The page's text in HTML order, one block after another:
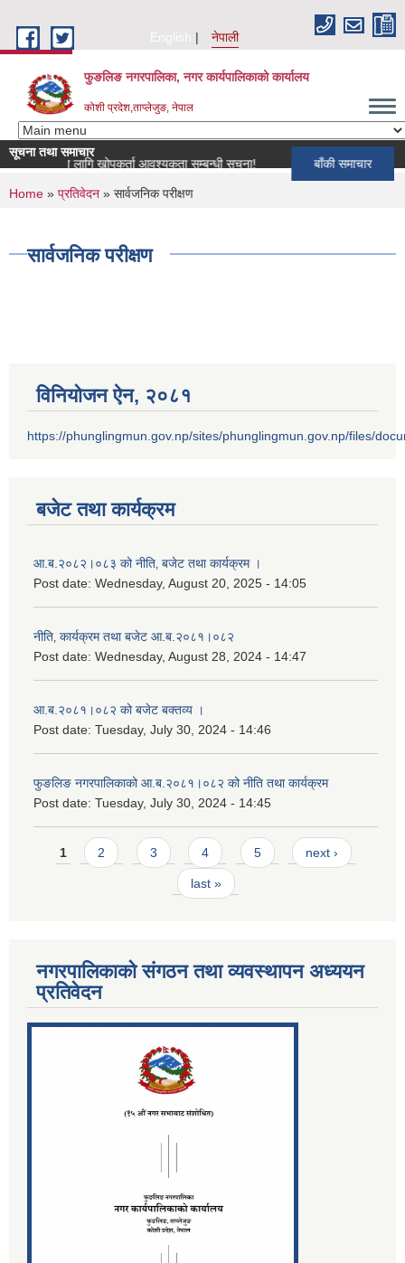
English
नेपाली
फुङलिङ नगरपालिका, नगर कार्यपालिकाको कार्यालय
कोशी प्रदेश,ताप्लेजुङ, नेपाल
सूचना तथा समाचार
लागि खोपकर्ता आवश्यकता सम्बन्धी सूचना!
बाँकी समाचार
You are here
Home » प्रतिवेदन » सार्वजनिक परीक्षण
सार्वजनिक परीक्षण
विनियोजन ऐन‚ २०८१
https://phunglingmun.gov.np/sites/phunglingmun.gov.np/files/
बजेट तथा कार्यक्रम
आ.ब.२०८२।०८३ को नीति‚ बजेट तथा कार्यक्रम ।
Post date: Wednesday, August 20, 2025 - 14:05
नीति‚ कार्यक्रम तथा बजेट आ.ब.२०८१।०८२
Post date: Wednesday, August 28, 2024 - 14:47
आ.ब.२०८१।०८२ को बजेट बक्तव्य ।
Post date: Tuesday, July 30, 2024 - 14:46
फुङलिङ नगरपालिकाको आ.ब.२०८१।०८२ को नीति तथा कार्यक्रम
Post date: Tuesday, July 30, 2024 - 14:45
Pages
1 2 3 4 5 next ›
last »
नगरपालिकाको संगठन तथा व्यवस्थापन अध्ययन
प्रतिवेदन